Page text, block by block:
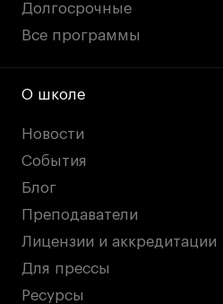
Долгосрочные
Все программы
О школе
Новости
События
Блог
Преподаватели
Лицензии и аккредитации
Для прессы
Ресурсы